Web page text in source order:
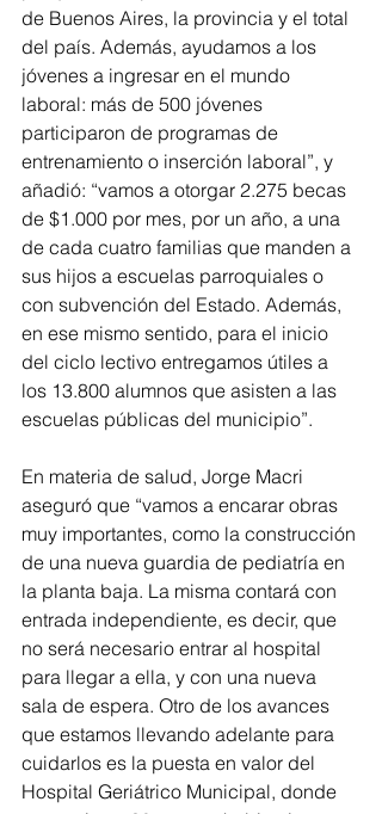
de Buenos Aires, la provincia y el total
del país. Además, ayudamos a los
jóvenes a ingresar en el mundo
laboral: más de 500 jóvenes
participaron de programas de
entrenamiento o inserción laboral”, y
añadió: “vamos a otorgar 2.275 becas
de $1.000 por mes, por un año, a una
de cada cuatro familias que manden a
sus hijos a escuelas parroquiales o
con subvención del Estado. Además,
en ese mismo sentido, para el inicio
del ciclo lectivo entregamos útiles a
los 13.800 alumnos que asisten a las
escuelas públicas del municipio”.
En materia de salud, Jorge Macri
aseguró que “vamos a encarar obras
muy importantes, como la construcción
de una nueva guardia de pediatría en
la planta baja. La misma contará con
entrada independiente, es decir, que
no será necesario entrar al hospital
para llegar a ella, y con una nueva
sala de espera. Otro de los avances
que estamos llevando adelante para
cuidarlos es la puesta en valor del
Hospital Geriátrico Municipal, donde